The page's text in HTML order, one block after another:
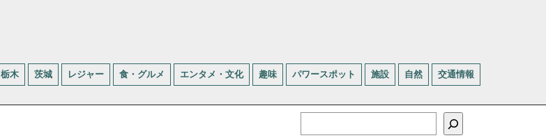
栃木 茨城 レジャー 食・グルメ エンタメ・文化 趣味 パワースポット 施設 自然 交通情報
索